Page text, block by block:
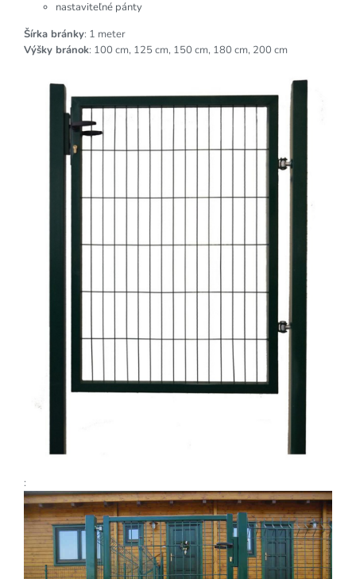
nastaviteľné pánty
Šírka bránky: 1 meter
Výšky bránok: 100 cm, 125 cm, 150 cm, 180 cm, 200 cm
: